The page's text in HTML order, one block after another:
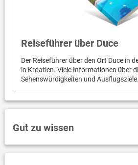
Reiseführer über Duce
Der Reiseführer über den Ort Duce in
in Kroatien. Viele Informationen über
Sehenswürdigkeiten und
Gut zu wissen